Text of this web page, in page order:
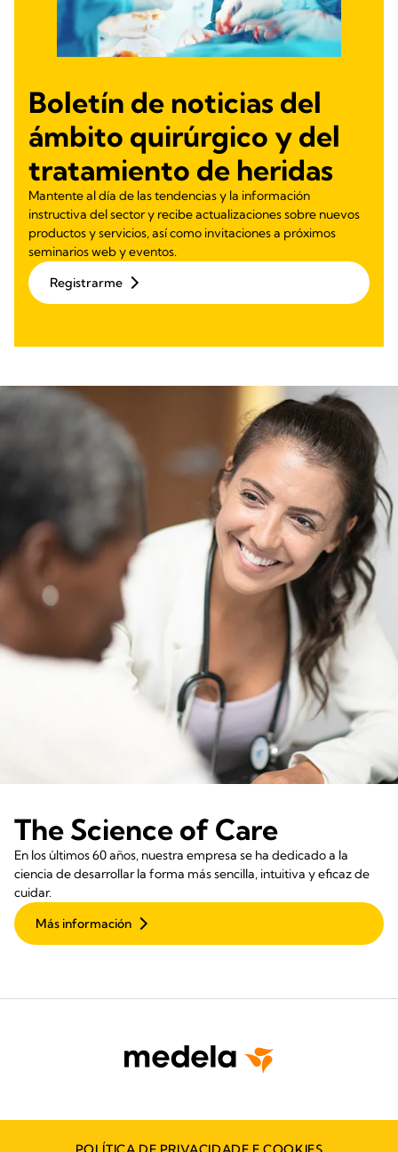
Boletín de noticias del
ámbito quirúrgico y del
tratamiento de heridas
Mantente al día de las tendencias y la información
instructiva del sector y recibe actualizaciones sobre nuevos
productos y servicios, así como invitaciones a próximos
seminarios web y eventos.
Registrarme
The Science of Care
En los últimos 60 años, nuestra empresa se ha dedicado a la
ciencia de desarrollar la forma más sencilla, intuitiva y eficaz de
cuidar.
Más información